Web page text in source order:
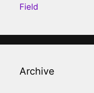
Field
Archive